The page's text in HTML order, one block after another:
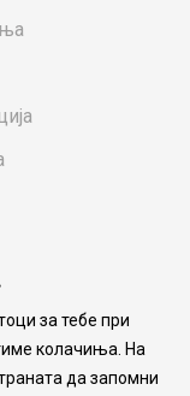
за тебе при
колачиња. На
да запомни